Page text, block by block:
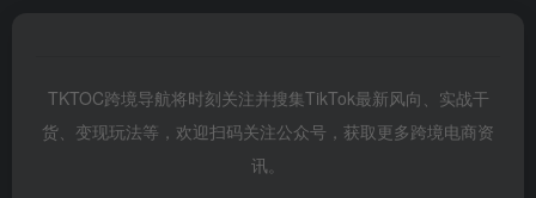
TKTOC跨境导航将时刻关注并搜集TikTok最新风向、实战干
货、变现玩法等，欢迎扫码关注公众号，获取更多跨境电商资
讯。